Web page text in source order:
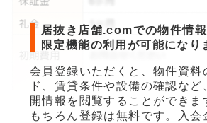
居抜き店舗.comでの物件情
限定機能の利用が可能になり
会員登録いただくと、物件資料
ド、賃貸条件や設備の確認など
開情報を閲覧することができま
もちろん登録は無料です。入会